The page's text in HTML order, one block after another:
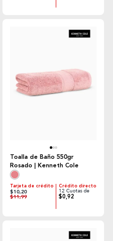
Toalla de Baño 550gr
Rosado | Kenneth Cole
Tarjeta de crédito
$10,20
$11,99
Crédito directo
12 Cuotas de
$0,92